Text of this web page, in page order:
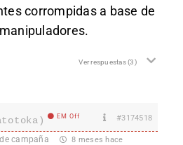
corrompidas a base de
Ver respuestas(3)
EM Off #3174518
campaña 8 meses hace